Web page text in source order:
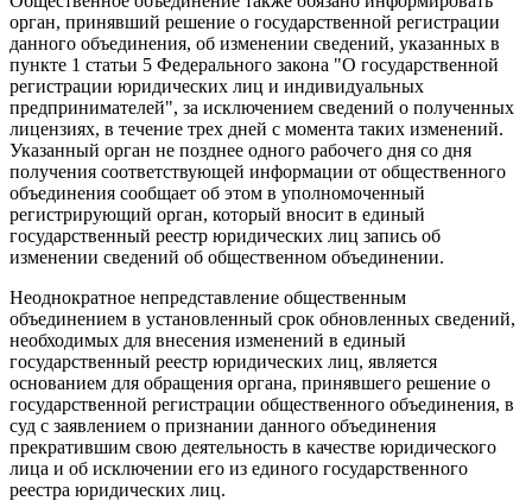
орган, принявший решение о государственной регистрации
данного объединения, об изменении сведений, указанных в
пункте 1 статьи 5 Федерального закона "О государственной
регистрации юридических лиц и индивидуальных
предпринимателей", за исключением сведений о полученных
лицензиях, в течение трех дней с момента таких изменений.
Указанный орган не позднее одного рабочего дня со дня
получения соответствующей информации от общественного
объединения сообщает об этом в уполномоченный
регистрирующий орган, который вносит в единый
государственный реестр юридических лиц запись об
изменении сведений об общественном объединении.
Неоднократное непредставление общественным
объединением в установленный срок обновленных сведений,
необходимых для внесения изменений в единый
государственный реестр юридических лиц, является
основанием для обращения органа, принявшего решение о
государственной регистрации общественного объединения, в
суд с заявлением о признании данного объединения
прекратившим свою деятельность в качестве юридического
лица и об исключении его из единого государственного
реестра юридических лиц.